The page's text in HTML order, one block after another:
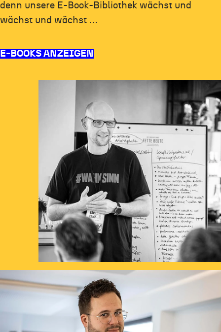
denn unsere E-Book-Bibliothek wächst und
wächst und wächst …
E-BOOKS ANZEIGEN